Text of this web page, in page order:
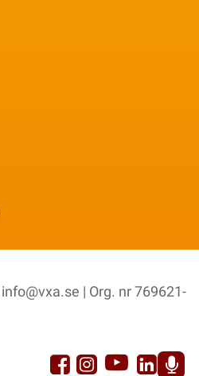
info@vxa.se | Org. nr 769621-
Facebook